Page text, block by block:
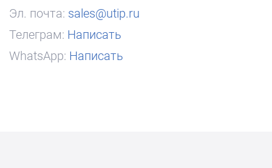
Эл. почта: sales@utip.ru
Телеграм: Написать
WhatsApp: Написать